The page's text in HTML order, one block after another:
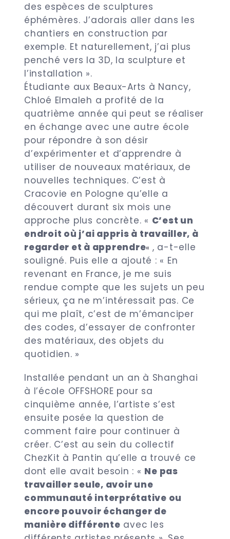
des espèces de sculptures
éphémères. J’adorais aller dans les
chantiers en construction par
exemple. Et naturellement, j’ai plus
penché vers la 3D, la sculpture et
l’installation ».
Étudiante aux Beaux-Arts à Nancy,
Chloé Elmaleh a profité de la
quatrième année qui peut se réaliser
en échange avec une autre école
pour répondre à son désir
d’expérimenter et d’apprendre à
utiliser de nouveaux matériaux, de
nouvelles techniques. C’est à
Cracovie en Pologne qu’elle a
découvert durant six mois une
approche plus concrète. « C’est un
endroit où j’ai appris à travailler, à
regarder et à apprendre« , a-t-elle
souligné. Puis elle a ajouté : « En
revenant en France, je me suis
rendue compte que les sujets un peu
sérieux, ça ne m’intéressait pas. Ce
qui me plaît, c’est de m’émanciper
des codes, d’essayer de confronter
des matériaux, des objets du
quotidien. »
Installée pendant un an à Shanghai
à l’école OFFSHORE pour sa
cinquième année, l’artiste s’est
ensuite posée la question de
comment faire pour continuer à
créer. C’est au sein du collectif
ChezKit à Pantin qu’elle a trouvé ce
dont elle avait besoin : « Ne pas
travailler seule, avoir une
communauté interprétative ou
encore pouvoir échanger de
manière différente avec les